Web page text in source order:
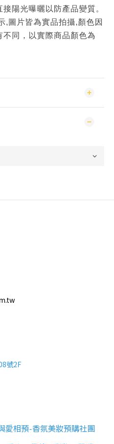
陽光曝曬以防產品變質。
,圖片皆為實品拍攝,顏色因
同，以實際商品顏色為
號2F
愛相預-香氛美妝預購社團